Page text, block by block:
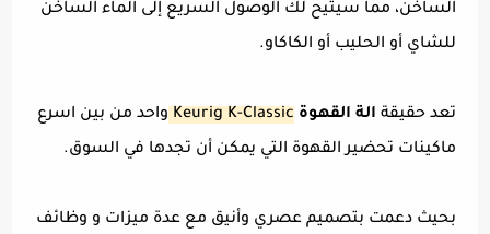
الساخن، مما سيتيح لك الوصول السريع إلى الماء الساخن
للشاي أو الحليب أو الكاكاو.
تعد حقيقة الة القهوة Keurig K-Classic واحد من بين اسرع
ماكينات تحضير القهوة التي يمكن أن تجدها في السوق.
بحيث دعمت بتصميم عصري وأنيق مع عدة ميزات و وظائف